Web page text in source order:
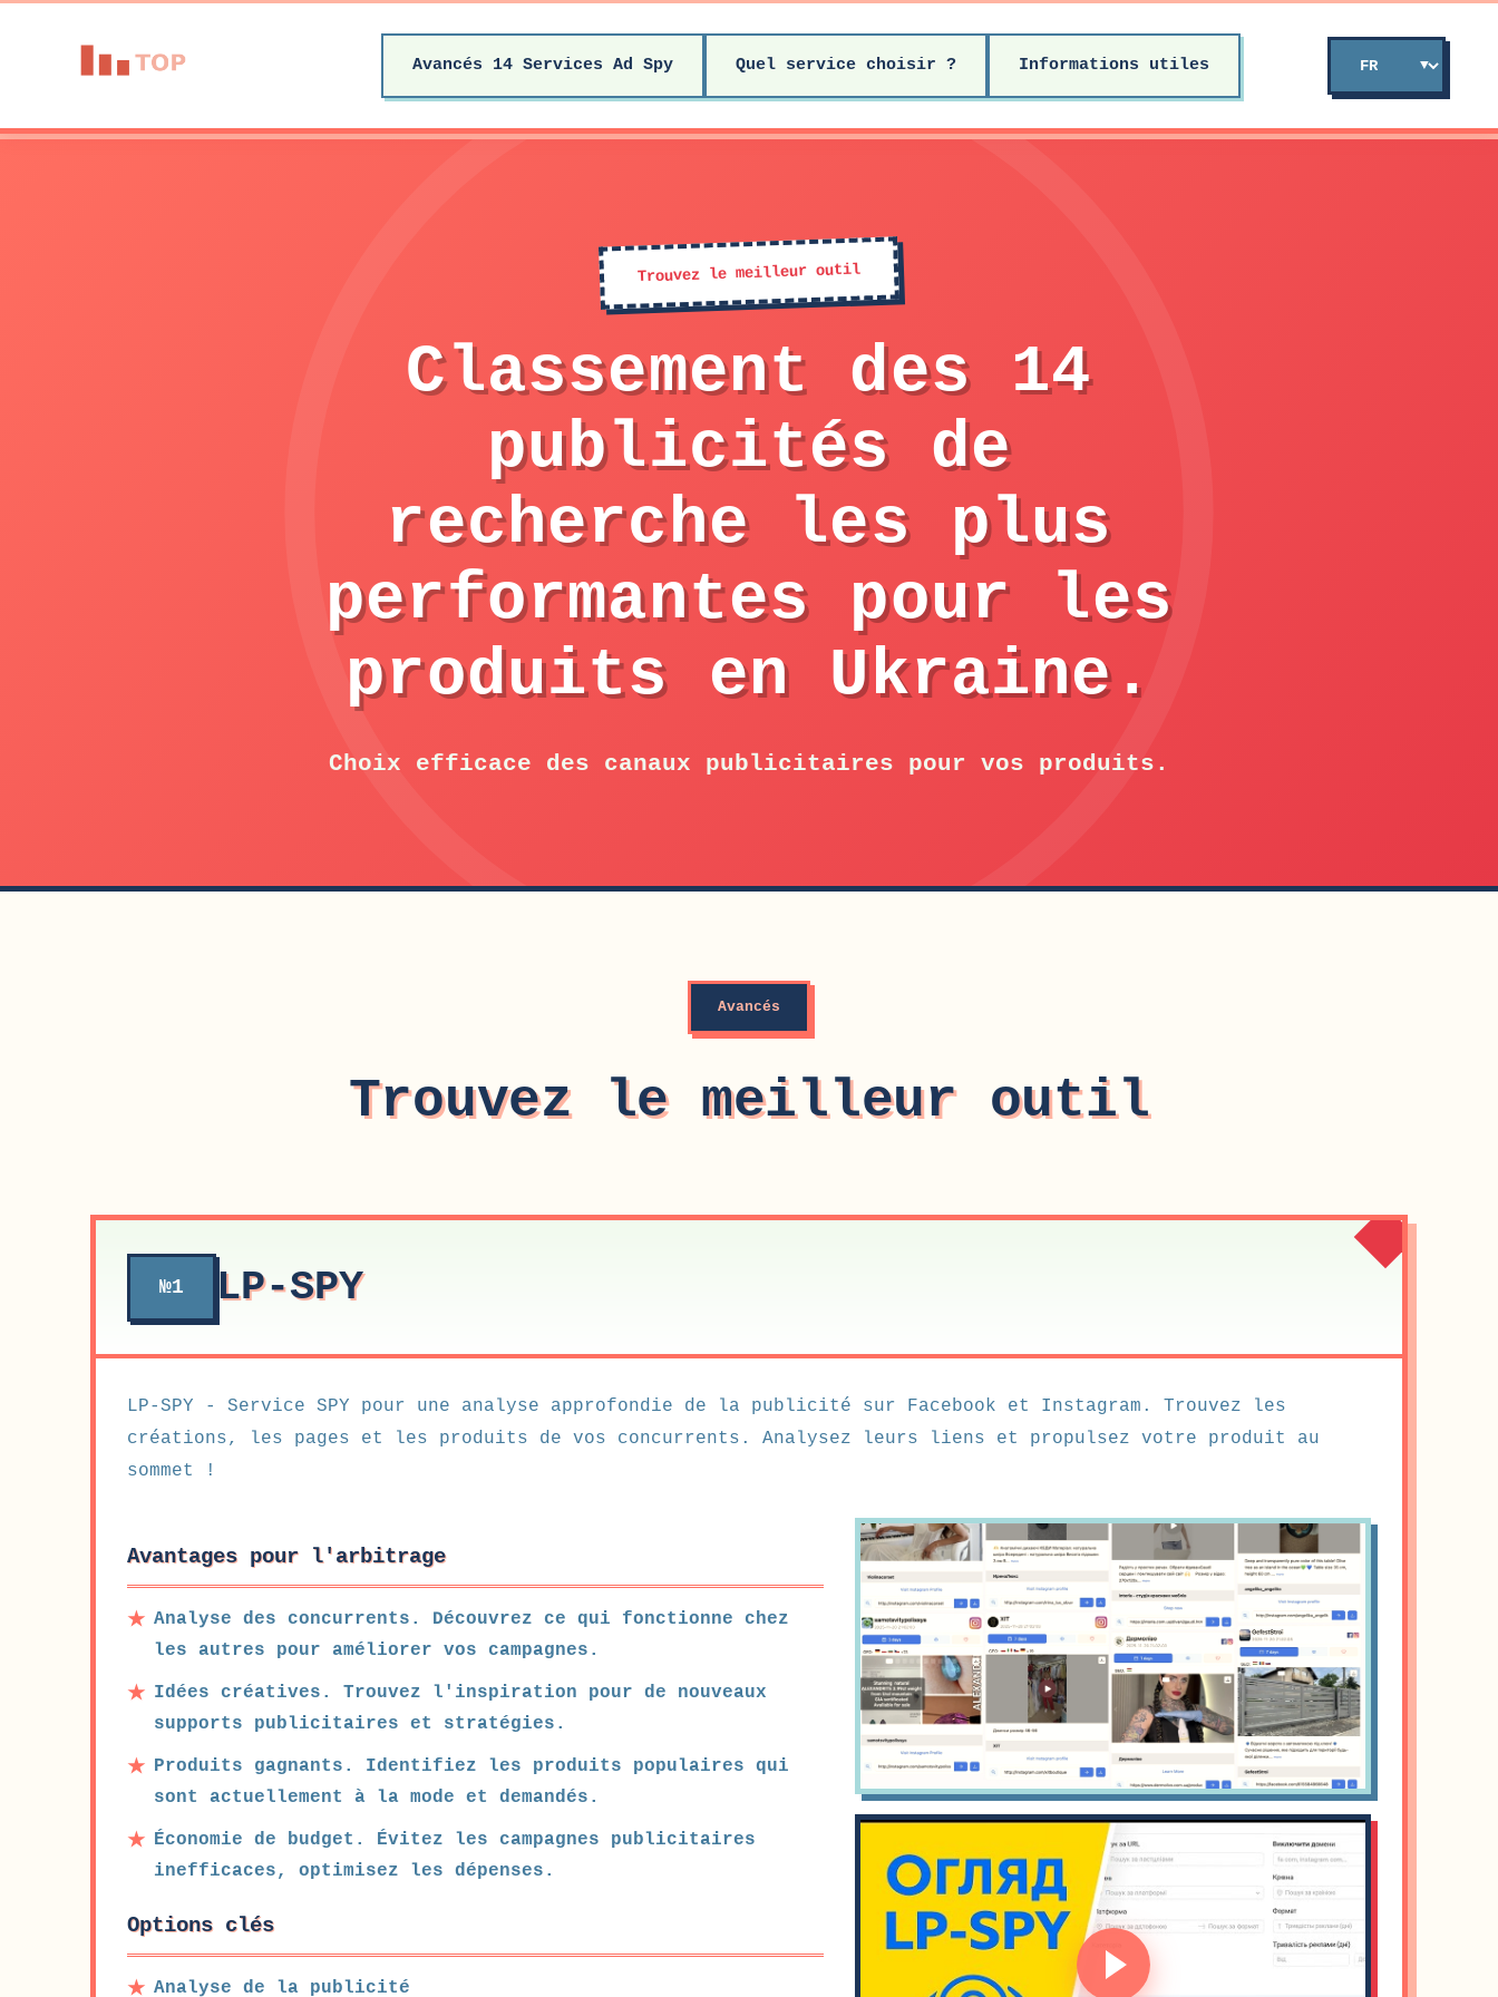
Avancés 14 Services Ad Spy Quel service choisir ? Informations utiles
Trouvez le meilleur outil
Classement des 14
publicités de
recherche les plus
performantes pour les
produits en Ukraine.
Choix efficace des canaux publicitaires pour vos produits.
Avancés
Trouvez le meilleur outil
№1 LP-SPY
LP-SPY - Service SPY pour une analyse approfondie de la publicité sur Facebook et Instagram. Trouvez les
créations, les pages et les produits de vos concurrents. Analysez leurs liens et propulsez votre produit au
sommet !
Avantages pour l'arbitrage
Analyse des concurrents. Découvrez ce qui fonctionne chez
les autres pour améliorer vos campagnes.
Idées créatives. Trouvez l'inspiration pour de nouveaux
supports publicitaires et stratégies.
Produits gagnants. Identifiez les produits populaires qui
sont actuellement à la mode et demandés.
Économie de budget. Évitez les campagnes publicitaires
inefficaces, optimisez les dépenses.
Options clés
Analyse de la publicité